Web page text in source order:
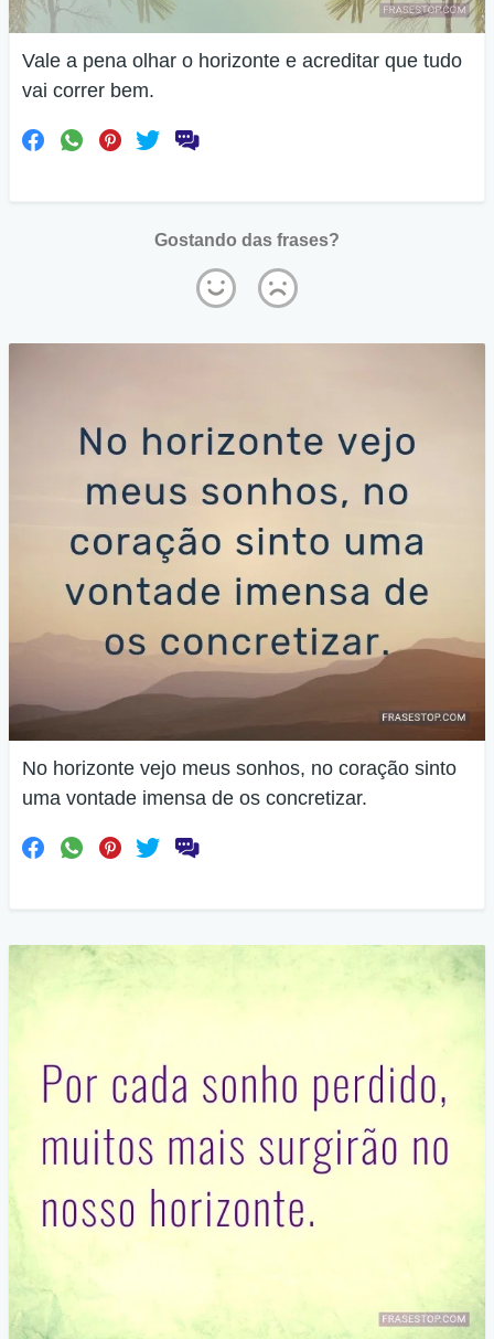
Vale a pena olhar o horizonte e acreditar que tudo
vai correr bem.
Gostando das frases?
No horizonte vejo meus sonhos, no coração sinto
uma vontade imensa de os concretizar.